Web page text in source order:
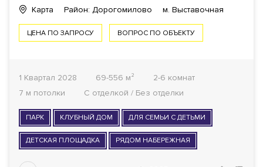
Карта
Район: Дорогомилово м. Выставочная
ЦЕНА ПО ЗАПРОСУ ВОПРОС ПО ОБЪЕКТУ
1 Квартал 2028 69-556 м²
2-6 комнат
7 м потолки
С отделкой / Без отделки
ПАРК КЛУБНЫЙ ДОМ ДЛЯ СЕМЬИ С ДЕТЬМИ
ДЕТСКАЯ ПЛОЩАДКА РЯДОМ НАБЕРЕЖНАЯ